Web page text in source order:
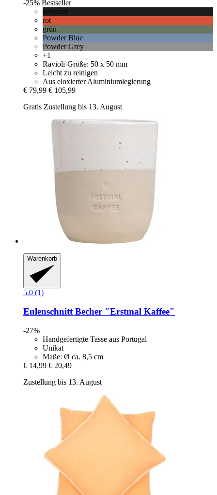
-25% Bestseller
schwarz
rot
grün
Powder Blue
Powder Grey
+1
Ravioli-Größe: 50 x 50 mm
Leicht zu reinigen
Aus eloxierter Aluminiumlegierung
€ 79,99 € 105,99
Gratis Zustellung bis 13. August
Warenkorb
5.0 (1)
Eulenschnitt Becher "Erstmal Kaffee"
-27%
Handgefertigte Tasse aus Portugal
Unikat
Maße: Ø ca. 8,5 cm
€ 14,99 € 20,49
Zustellung bis 13. August